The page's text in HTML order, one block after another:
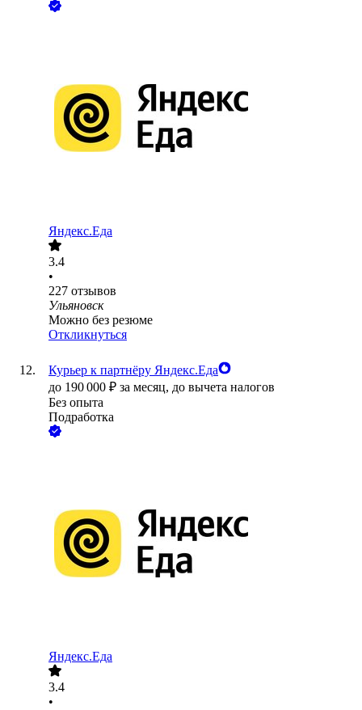
Яндекс.Еда
3.4
•
227 отзывов
Ульяновск
Можно без резюме
Откликнуться
Курьер к партнёру Яндекс.Еда
до 190 000 ₽ за месяц, до вычета налогов
Без опыта
Подработка
Яндекс.Еда
3.4
•